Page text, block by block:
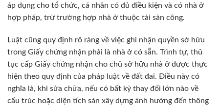
áp dụng cho tổ chức, cá nhân có đủ điều kiện và có nhà ở
hợp pháp, trừ trường hợp nhà ở thuộc tài sản công.
Luật cũng quy định rõ ràng về việc ghi nhận quyền sở hữu
trong Giấy chứng nhận phải là nhà ở có sẵn. Trình tự, thủ
tục cấp Giấy chứng nhận cho chủ sở hữu nhà ở được thực
hiện theo quy định của pháp luật về đất đai. Điều này có
nghĩa là, khi sửa chữa, nếu có bất kỳ thay đổi lớn nào về
cấu trúc hoặc diện tích sàn xây dựng ảnh hưởng đến thông